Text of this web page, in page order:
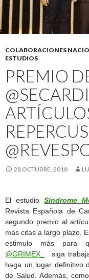
COLABORACIONES
ESTUDIOS
PREMIO
28 OCTUBRE, 2018
El estudioSíndrome
Revista Española de
segundo premio al
más citas a largo plazo.
estimulo más para
@GRIMEX_
siga
haga un lugar definitivo
de Salud. Además,